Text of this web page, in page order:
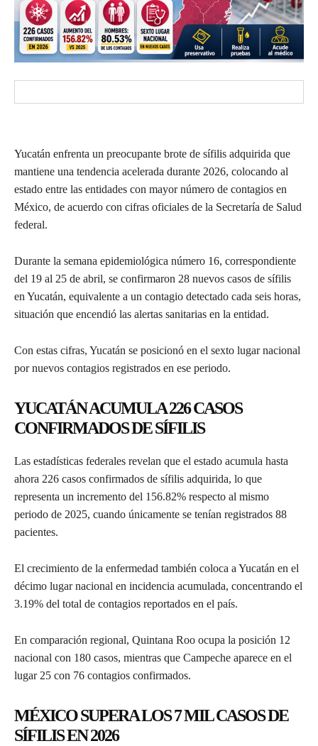
Yucatán enfrenta un preocupante brote de sífilis adquirida que
mantiene una tendencia acelerada durante 2026, colocando al
estado entre las entidades con mayor número de contagios en
México, de acuerdo con cifras oficiales de la Secretaría de Salud
federal.
Durante la semana epidemiológica número 16, correspondiente
del 19 al 25 de abril, se confirmaron 28 nuevos casos de sífilis
en Yucatán, equivalente a un contagio detectado cada seis horas,
situación que encendió las alertas sanitarias en la entidad.
Con estas cifras, Yucatán se posicionó en el sexto lugar nacional
por nuevos contagios registrados en ese periodo.
YUCATÁN ACUMULA 226 CASOS
CONFIRMADOS DE SÍFILIS
Las estadísticas federales revelan que el estado acumula hasta
ahora 226 casos confirmados de sífilis adquirida, lo que
representa un incremento del 156.82% respecto al mismo
periodo de 2025, cuando únicamente se tenían registrados 88
pacientes.
El crecimiento de la enfermedad también coloca a Yucatán en el
décimo lugar nacional en incidencia acumulada, concentrando el
3.19% del total de contagios reportados en el país.
En comparación regional, Quintana Roo ocupa la posición 12
nacional con 180 casos, mientras que Campeche aparece en el
lugar 25 con 76 contagios confirmados.
MÉXICO SUPERA LOS 7 MIL CASOS DE
SÍFILIS EN 2026